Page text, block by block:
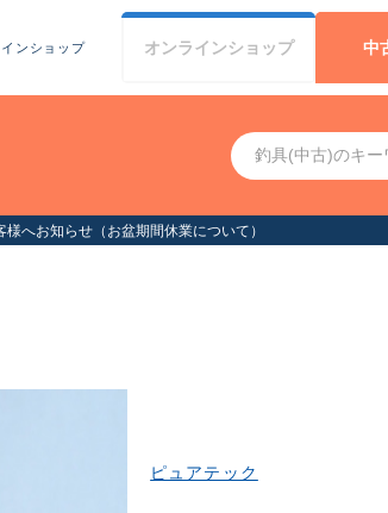
ンショップ オンラインショップ 中
様へお知らせ（お盆期間休業について）
ピュアテック